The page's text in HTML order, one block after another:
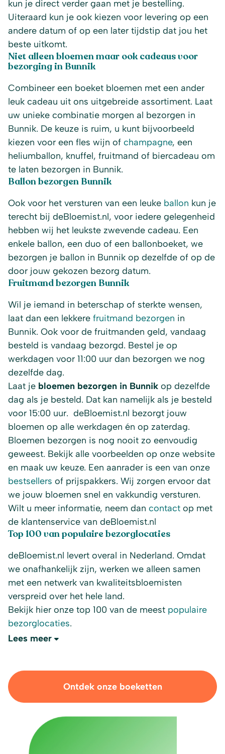
kun je direct verder gaan met je bestelling.
Uiteraard kun je ook kiezen voor levering op een
andere datum of op een later tijdstip dat jou het
beste uitkomt.
Niet alleen bloemen maar ook cadeaus voor
bezorging in Bunnik
Combineer een boeket bloemen met een ander
leuk cadeau uit ons uitgebreide assortiment. Laat
uw unieke combinatie morgen al bezorgen in
Bunnik. De keuze is ruim, u kunt bijvoorbeeld
kiezen voor een fles wijn of champagne, een
heliumballon, knuffel, fruitmand of biercadeau om
te laten bezorgen in Bunnik.
Ballon bezorgen Bunnik
Ook voor het versturen van een leuke ballon kun je
terecht bij deBloemist.nl, voor iedere gelegenheid
hebben wij het leukste zwevende cadeau. Een
enkele ballon, een duo of een ballonboeket, we
bezorgen je ballon in Bunnik op dezelfde of op de
door jouw gekozen bezorg datum.
Fruitmand bezorgen Bunnik
Wil je iemand in beterschap of sterkte wensen,
laat dan een lekkere fruitmand bezorgen in
Bunnik. Ook voor de fruitmanden geld, vandaag
besteld is vandaag bezorgd. Bestel je op
werkdagen voor 11:00 uur dan bezorgen we nog
dezelfde dag.
Laat je bloemen bezorgen in Bunnik op dezelfde
dag als je besteld. Dat kan namelijk als je besteld
voor 15:00 uur. deBloemist.nl bezorgt jouw
bloemen op alle werkdagen én op zaterdag.
Bloemen bezorgen is nog nooit zo eenvoudig
geweest. Bekijk alle voorbeelden op onze website
en maak uw keuze. Een aanrader is een van onze
bestsellers of prijspakkers. Wij zorgen ervoor dat
we jouw bloemen snel en vakkundig versturen.
Wilt u meer informatie, neem dan contact op met
de klantenservice van deBloemist.nl
Top 100 van populaire bezorglocaties
deBloemist.nl levert overal in Nederland. Omdat
we onafhankelijk zijn, werken we alleen samen
met een netwerk van kwaliteitsbloemisten
verspreid over het hele land.
Bekijk hier onze top 100 van de meest populaire
bezorglocaties.
Lees meer
Ontdek onze boeketten